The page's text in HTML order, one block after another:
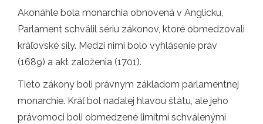
Akonáhle bola monarchia obnovená v Anglicku,
Parlament schválil sériu zákonov, ktoré obmedzovali
kráľovské sily. Medzi nimi bolo vyhlásenie práv
(1689) a akt založenia (1701).
Tieto zákony boli právnym základom parlamentnej
monarchie. Kráľ bol naďalej hlavou štátu, ale jeho
právomoci boli obmedzené limitmi schválenými